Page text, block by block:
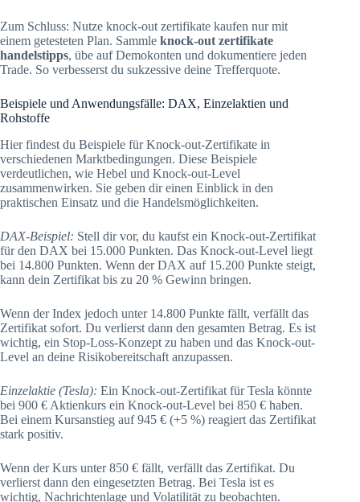
Zum Schluss: Nutze knock-out zertifikate kaufen nur mit
einem getesteten Plan. Sammle knock-out zertifikate
handelstipps, übe auf Demokonten und dokumentiere jeden
Trade. So verbesserst du sukzessive deine Trefferquote.
Beispiele und Anwendungsfälle: DAX, Einzelaktien und
Rohstoffe
Hier findest du Beispiele für Knock-out-Zertifikate in
verschiedenen Marktbedingungen. Diese Beispiele
verdeutlichen, wie Hebel und Knock-out-Level
zusammenwirken. Sie geben dir einen Einblick in den
praktischen Einsatz und die Handelsmöglichkeiten.
DAX-Beispiel: Stell dir vor, du kaufst ein Knock-out-Zertifikat
für den DAX bei 15.000 Punkten. Das Knock-out-Level liegt
bei 14.800 Punkten. Wenn der DAX auf 15.200 Punkte steigt,
kann dein Zertifikat bis zu 20 % Gewinn bringen.
Wenn der Index jedoch unter 14.800 Punkte fällt, verfällt das
Zertifikat sofort. Du verlierst dann den gesamten Betrag. Es ist
wichtig, ein Stop-Loss-Konzept zu haben und das Knock-out-
Level an deine Risikobereitschaft anzupassen.
Einzelaktie (Tesla): Ein Knock-out-Zertifikat für Tesla könnte
bei 900 € Aktienkurs ein Knock-out-Level bei 850 € haben.
Bei einem Kursanstieg auf 945 € (+5 %) reagiert das Zertifikat
stark positiv.
Wenn der Kurs unter 850 € fällt, verfällt das Zertifikat. Du
verlierst dann den eingesetzten Betrag. Bei Tesla ist es
wichtig, Nachrichtenlage und Volatilität zu beobachten.